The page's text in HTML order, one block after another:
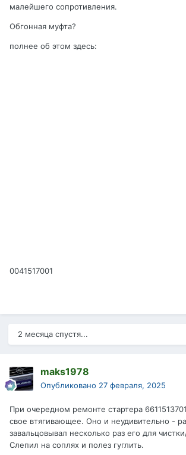
малейшего сопротивления.
Обгонная муфта?
полнее об этом здесь:
0041517001
2 месяца спустя...
maks1978
Опубликовано 27 февраля, 2025
При очередном ремонте стартера
свое втягивающее. Оно и неудивительно -
завальцовывал несколько раз его для
Слепил на соплях и полез гуглить.